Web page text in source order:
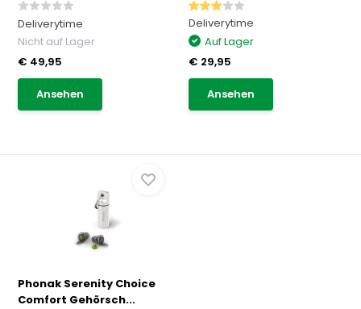
Deliverytime
Nicht auf Lager
€ 49,95
Ansehen
Deliverytime
Auf Lager
€ 29,95
Ansehen
Phonak Serenity Choice
Comfort Gehörsch...